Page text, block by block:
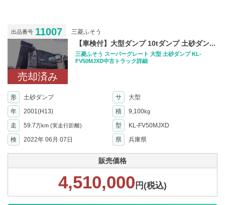
出品番号 11007 三菱ふそう
売却済み
【車検付】大型ダンプ 10tダンプ 土砂ダン...
三菱ふそう スーパーグレート 大型 土砂ダンプ KL-
FV50MJXD中古トラック詳細
形 土砂ダンプ サ
大型
年
2001(H13) 積 9,100kg
走 59.7万km (実走行距離) 型
KL-FV50MJXD
検
2022年 06月 07日 県 兵庫県
販売価格
4,510,000 円(税込)